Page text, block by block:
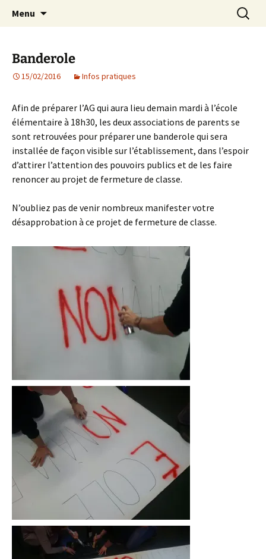
AIP Paris 14 – Association
Indépendante des Parents
d'élèves depuis 1981
Agit – s'Investit – Participe au service des
enfants du secteur scolaire Dolent-Arago-
Menu
Banderole
15/02/2016 Infos pratiques
Afin de préparer l’AG qui aura lieu demain mardi à l’école
élémentaire à 18h30, les deux associations de parents se
sont retrouvées pour préparer une banderole qui sera
installée de façon visible sur l’établissement, dans l’espoir
d’attirer l’attention des pouvoirs publics et de les faire
renoncer au projet de fermeture de classe.
N’oubliez pas de venir nombreux manifester votre
désapprobation à ce projet de fermeture de classe.